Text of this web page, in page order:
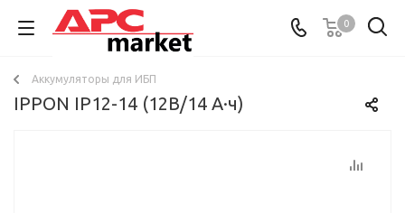
0
Аккумуляторы для ИБП
IPPON IP12-14 (12В/14 А·ч)